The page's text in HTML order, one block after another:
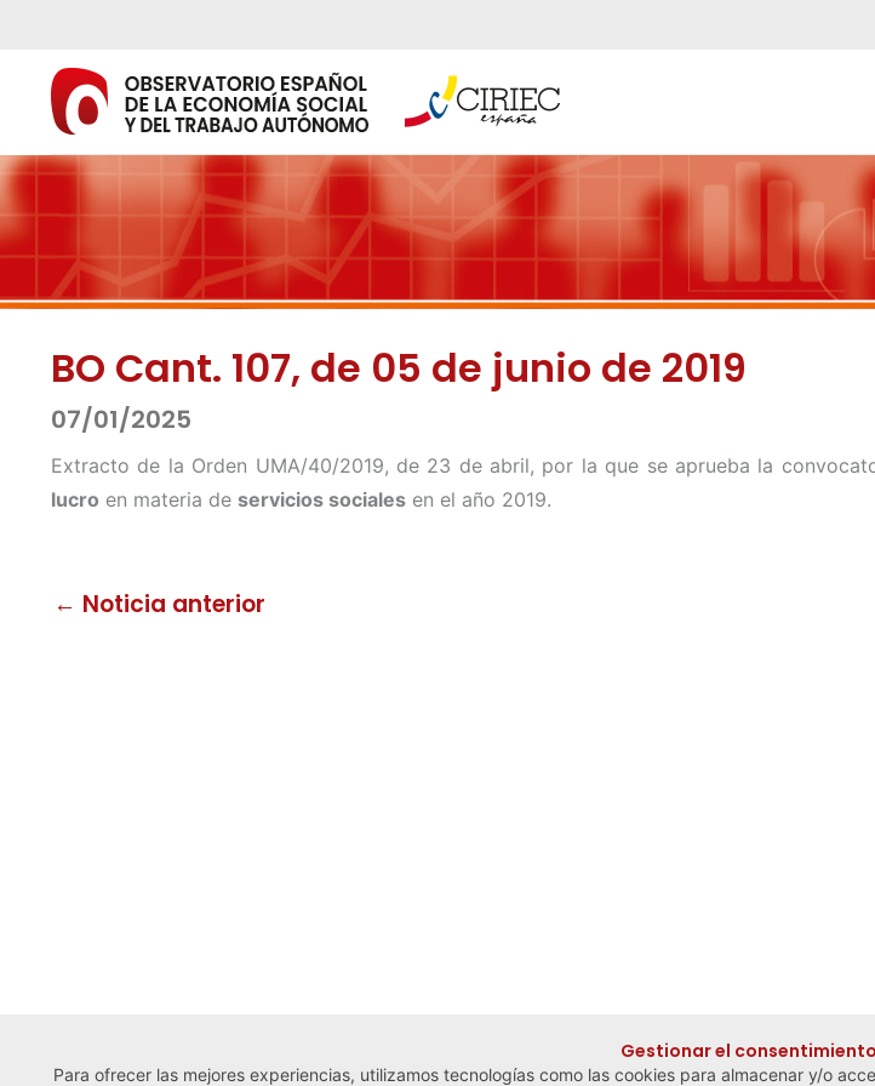
contenido
BO Cant. 107, de 05 de junio de 2019
07/01/2025
Extracto de la Orden UMA/40/2019, de 23 de abril, por la que se aprueba la
lucro en materia de servicios sociales en el año 2019.
← Noticia anterior
Gestionar el
Para ofrecer las mejores experiencias, utilizamos tecnologías como las cookies para almacenar y/o